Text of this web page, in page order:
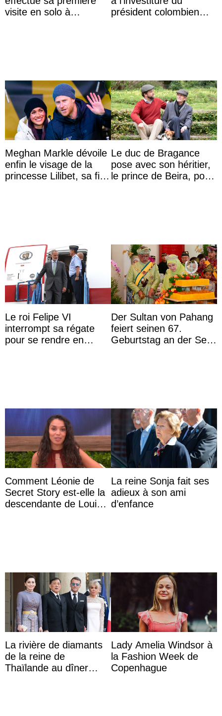
visite en solo à
président colombien
Meghan Markle dévoile
enfin le visage de la
princesse Lilibet, sa fille
Le duc de Bragance
pose avec son héritier,
le prince de Beira, pour
Le roi Felipe VI
interrompt sa régate
pour se rendre en
Der Sultan von Pahang
feiert seinen 67.
Geburtstag an der Seite
Comment Léonie de
Secret Story est-elle la
descendante de Louis
La reine Sonja fait ses
adieux à son ami
d’enfance
La rivière de diamants
de la reine de
Thaïlande au dîner
Lady Amelia Windsor à
la Fashion Week de
Copenhague